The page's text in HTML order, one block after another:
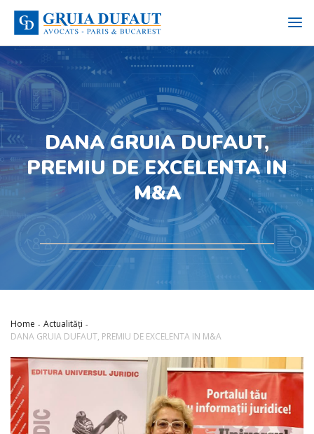
DANA GRUIA DUFAUT,
PREMIU DE EXCELENTA IN
M&A
Home
Actualități
DANA GRUIA DUFAUT, PREMIU DE EXCELENTA IN M&A